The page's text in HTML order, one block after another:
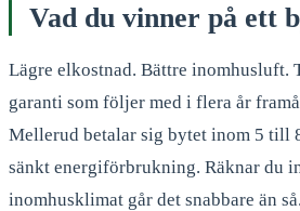
Vad du vinner på ett
Lägre elkostnad. Bättre inomhusluft.
garanti som följer med i flera år
Mellerud betalar sig bytet inom 5 till
sänkt energiförbrukning. Räknar du
inomhusklimat går det snabbare än så.